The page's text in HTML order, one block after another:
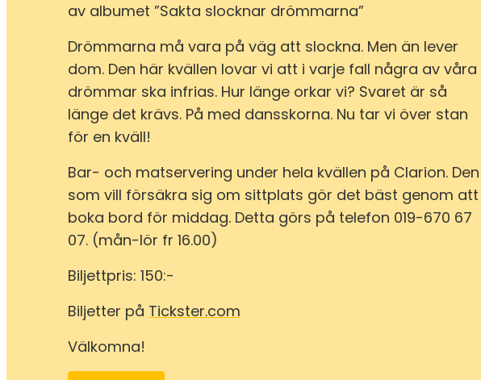
av albumet ”Sakta slocknar drömmarna”
Drömmarna må vara på väg att slockna. Men än lever
dom. Den här kvällen lovar vi att i varje fall några av våra
drömmar ska infrias. Hur länge orkar vi? Svaret är så
länge det krävs. På med dansskorna. Nu tar vi över stan
för en kväll!
Bar- och matservering under hela kvällen på Clarion. Den
som vill försäkra sig om sittplats gör det bäst genom att
boka bord för middag. Detta görs på telefon 019-670 67
07. (mån-lör fr 16.00)
Biljettpris: 150:-
Biljetter på Tickster.com
Välkomna!